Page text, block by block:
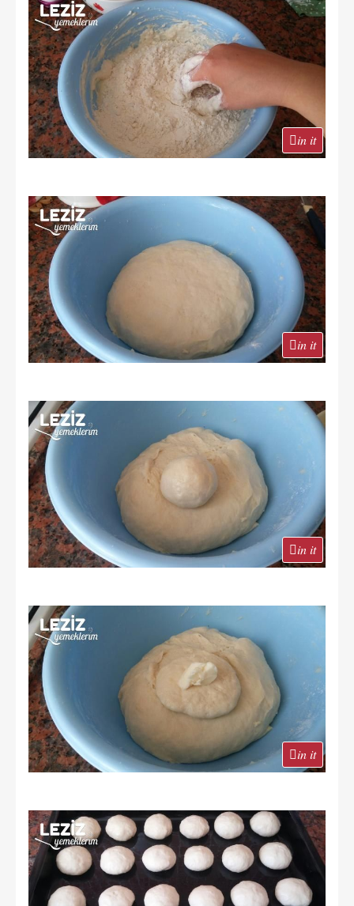
in it
in it
in it
in it